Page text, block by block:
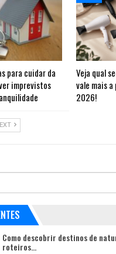
para cuidar da
imprevistos
Veja qual
vale mais a
2026!
Como descobrir destinos de
roteiros…